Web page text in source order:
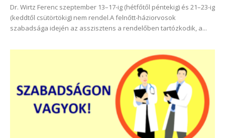
Dr. Wirtz Ferenc szeptember 13–17-ig (hétfőtől péntekig) és 21–23-ig
(keddtől csütörtökig) nem rendel.A felnőtt-háziorvosok
szabadsága idején az asszisztens a rendelőben tartózkodik, a...